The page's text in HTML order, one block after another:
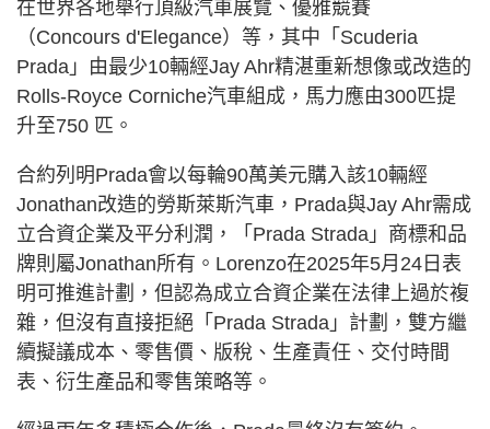
在世界各地舉行頂級汽車展覽、優雅競賽
（Concours d'Elegance）等，其中「Scuderia
Prada」由最少10輛經Jay Ahr精湛重新想像或改造的
Rolls-Royce Corniche汽車組成，馬力應由300匹提
升至750 匹。
合約列明Prada會以每輪90萬美元購入該10輛經
Jonathan改造的勞斯萊斯汽車，Prada與Jay Ahr需成
立合資企業及平分利潤，「Prada Strada」商標和品
牌則屬Jonathan所有。Lorenzo在2025年5月24日表
明可推進計劃，但認為成立合資企業在法律上過於複
雜，但沒有直接拒絕「Prada Strada」計劃，雙方繼
續擬議成本、零售價、版稅、生產責任、交付時間
表、衍生產品和零售策略等。